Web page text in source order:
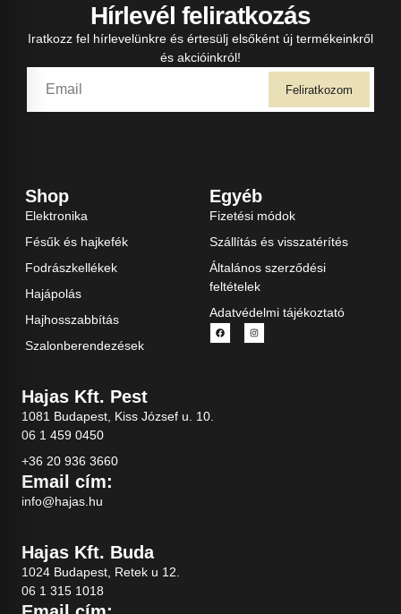
Hírlevél feliratkozás
Iratkozz fel hírlevelünkre és értesülj elsőként új termékeinkről
és akcióinkról!
Feliratkozom
Shop
Elektronika
Fésűk és hajkefék
Fodrászkellékek
Hajápolás
Hajhosszabbítás
Szalonberendezések
Egyéb
Fizetési módok
Szállítás és visszatérítés
Általános szerződési
feltételek
Adatvédelmi tájékoztató
Hajas Kft. Pest
1081 Budapest, Kiss József u. 10.
06 1 459 0450
+36 20 936 3660
Email cím:
info@hajas.hu
Hajas Kft. Buda
1024 Budapest, Retek u 12.
06 1 315 1018